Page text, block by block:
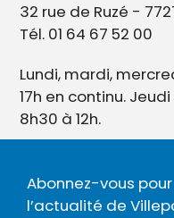
32 rue de Ruzé -
Tél. 01 64 67 52 00
Lundi, mardi,
17h en continu.
8h30 à 12h.
Abonnez-vous
l’actualité de